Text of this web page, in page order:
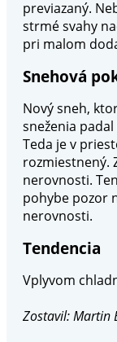
previazaný.
strmé svahy
pri malom
Snehová
Nový sneh,
sneženia
Teda je v
rozmiestnený.
nerovnosti.
pohybe pozor
nerovnosti.
Tendencia
Vplyvom
Zostavil: Martin